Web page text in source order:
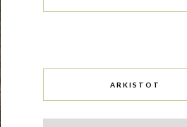
ARKISTOT